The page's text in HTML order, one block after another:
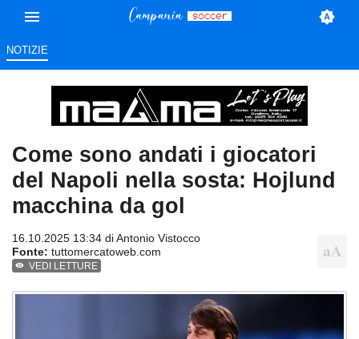
NOTIZIE
Come sono andati i giocatori
del Napoli nella sosta: Hojlund
macchina da gol
16.10.2025 13:34 diAntonio Vistocco
Fonte: tuttomercatoweb.com
VEDI LETTURE